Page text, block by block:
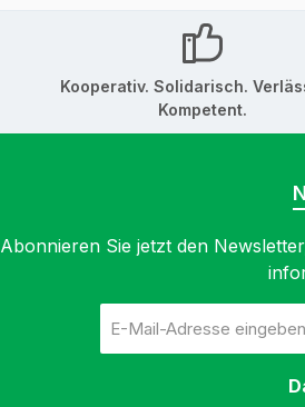
Kooperativ. Solidarisch.
Kompetent.
Abonnieren Sie jetzt den
Mail-
Adresse